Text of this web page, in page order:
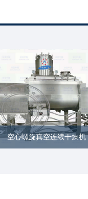
空心螺旋真空连续干燥机